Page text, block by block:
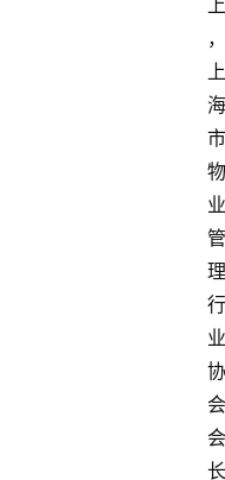
上
，
上
海
市
物
业
管
理
行
业
协
会
会
长